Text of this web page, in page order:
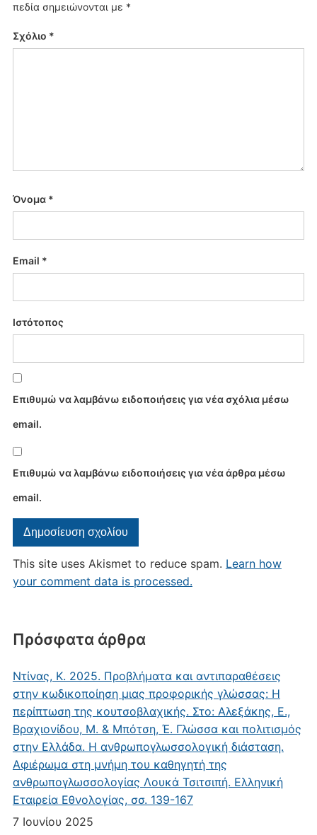
Πρόσφατα άρθρα
Ντίνας, Κ. 2025. Προβλήματα και αντιπαραθέσεις
στην κωδικοποίηση μιας προφορικής γλώσσας: Η
περίπτωση της κουτσοβλαχικής. Στο: Αλεξάκης, Ε.,
Βραχιονίδου, Μ. & Μπότση, Έ. Γλώσσα και πολιτισμός
στην Ελλάδα. Η ανθρωπογλωσσολογική διάσταση.
Αφιέρωμα στη μνήμη του καθηγητή της
ανθρωπογλωσσολογίας Λουκά Τσιτσιπή. Ελληνική
Εταιρεία Εθνολογίας, σσ. 139-167
7 Ιουνίου 2025
πεδία σημειώνονται με *
Σχόλιο *
Όνομα *
Email *
Ιστότοπος
Επιθυμώ να λαμβάνω ειδοποιήσεις για νέα σχόλια μέσω
email.
Επιθυμώ να λαμβάνω ειδοποιήσεις για νέα άρθρα μέσω
email.
This site uses Akismet to reduce spam. Learn how
your comment data is processed.